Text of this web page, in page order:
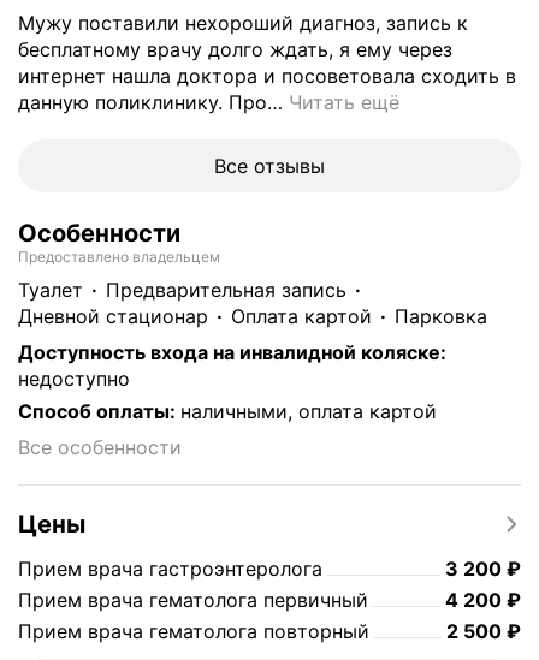
Мужу поставили нехороший диагноз, запись к
бесплатному врачу долго ждать, я ему через
интернет нашла доктора и посоветовала сходить в
данную поликлинику. Про… Читать ещё
Все отзывы
Особенности
Предоставлено владельцем
туалет
предварительная запись
дневной стационар
Оплата картой
парковка
Доступность входа на инвалидной коляске:
недоступно
Способ оплаты: наличными, оплата картой
Все особенности
Цены
Прием врача гастроэнтеролога Цена
3200
3 200 ₽
Прием врача гематолога первичный
Цена
4200
4 200 ₽
Прием врача гематолога повторный
Цена
2500
2 500 ₽